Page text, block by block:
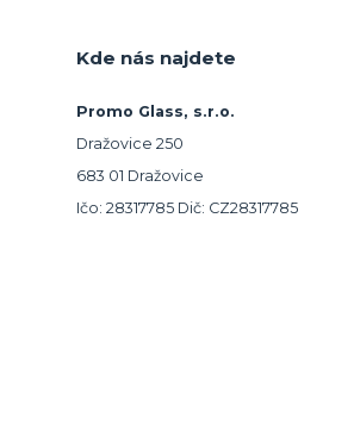
Kde nás najdete
Promo Glass, s.r.o.
Dražovice 250
683 01 Dražovice
Ičo: 28317785 Dič: CZ28317785